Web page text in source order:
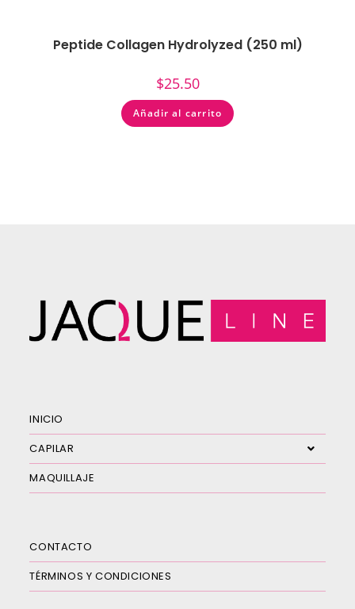
Peptide Collagen Hydrolyzed (250 ml)
$25.50
Añadir al carrito
INICIO
CAPILAR
MAQUILLAJE
CONTACTO
TÉRMINOS Y CONDICIONES